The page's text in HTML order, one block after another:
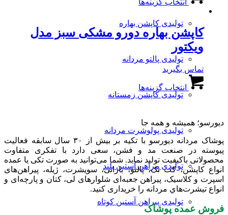
تولیدی کاپشن بهاره
تولیدی پالتو مردانه
تولیدی کاپشن زمستانه
تولیدی پولوشرت مردانه
تولیدی پیراهن آستین بلند
تولیدی پیراهن آستین کوتاه
است
صفحه
محصول
انتخاب
انواع
مختلفی
می
گزینه
است
در
انتخاب
شوند
کاپشن بهاره دورو مشکی سبز مدل
ویکتور
تماس بگیرید
انتخاب گزینه‌ها
دارای
باشد.
گزینه
ها
ممکن
است
در
صفحه
محصول
دیورسو؛ همیشه و همه جا
پوشاک مردانه دیورسو با تکیه بر بیش از ۳۰ سال سابقه فعالیت
پیوسته در صنعت مد و فشن، سعی دارد با تفکری متفاوت
محصولاتی باکیفیت تولید نماید. شما می‌توانید به صورت تکی یا عمده
انواع کاپشن، کت تک، پالتو، بارانی، سویشرت، ژیله، پیراهن‌های
اسپرت و کلاسیک، پیراهن جعبه‌ای شلوارهای لی، کتان و پارچه‌ای و
انواع تیشرت‌هاي مردانه را خریداری کنید.
فروش عمده پوشاک